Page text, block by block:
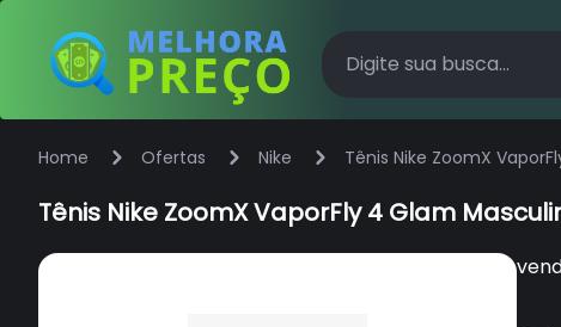
Home Ofertas Nike Tênis Nike ZoomX
Tênis Nike ZoomX VaporFly 4 Glam